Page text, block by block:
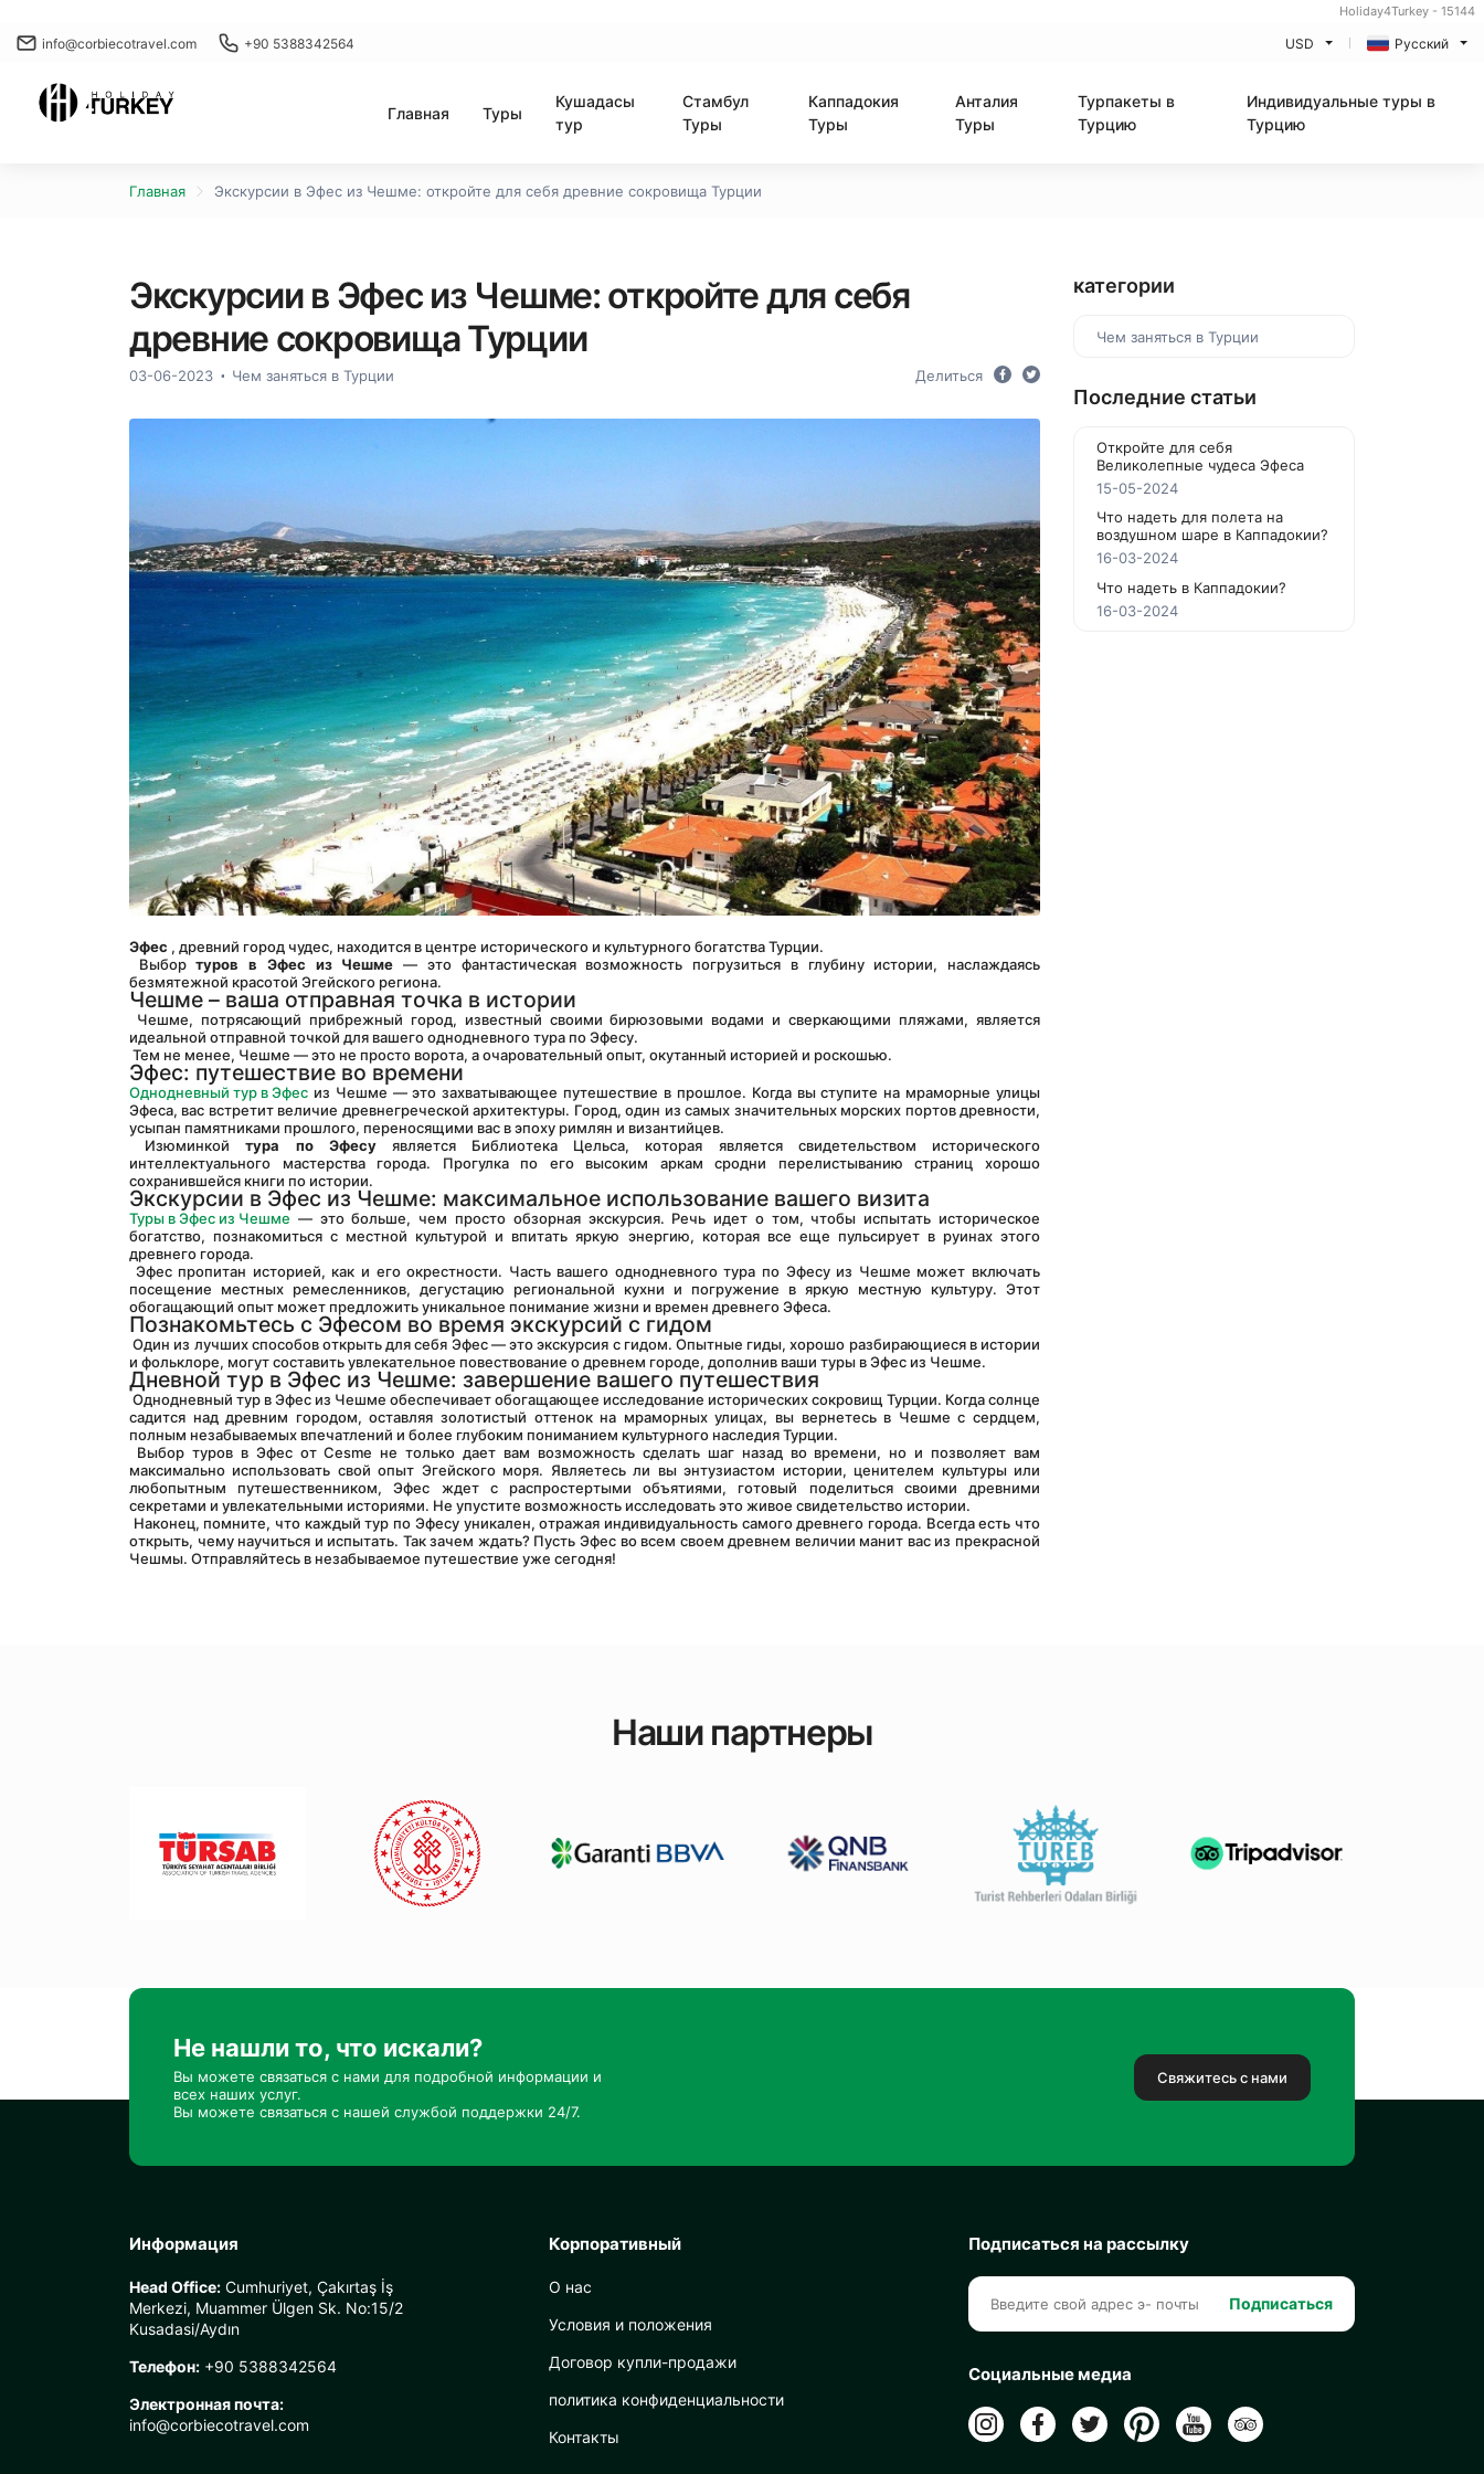
Holiday4Turkey - 15144
info@corbiecotravel.com +90 5388342564 USD Русский
Главная Туры
Кушадасы
тур
Стамбул
Туры
Каппадокия
Туры
Анталия
Туры
Турпакеты в
Турцию
Индивидуальные туры в
Турцию
Главная Экскурсии в Эфес из Чешме: откройте для себя древние сокровища Турции
Экскурсии в Эфес из Чешме: откройте для себя
древние сокровища Турции
03-06-2023 Чем заняться в Турции Делиться
Эфес , древний город чудес, находится в центре исторического и культурного богатства Турции.
Выбор туров в Эфес из Чешме — это фантастическая возможность погрузиться в глубину истории, наслаждаясь
безмятежной красотой Эгейского региона.
Чешме – ваша отправная точка в истории
идеальной отправной точкой для вашего однодневного тура по Эфесу.
Тем не менее, Чешме — это не просто ворота, а очаровательный опыт, окутанный историей и роскошью.
Эфес: путешествие во времени
Однодневный тур в Эфес из Чешме — это захватывающее путешествие в прошлое. Когда вы ступите на мраморные улицы
Эфеса, вас встретит величие древнегреческой архитектуры. Город, один из самых значительных морских портов древности,
усыпан памятниками прошлого, переносящими вас в эпоху римлян и византийцев.
Изюминкой тура по Эфесу является Библиотека Цельса, которая является свидетельством исторического
интеллектуального мастерства города. Прогулка по его высоким аркам сродни перелистыванию страниц хорошо
сохранившейся книги по истории.
Экскурсии в Эфес из Чешме: максимальное использование вашего визита
Туры в Эфес из Чешме — это больше, чем просто обзорная экскурсия. Речь идет о том, чтобы испытать историческое
богатство, познакомиться с местной культурой и впитать яркую энергию, которая все еще пульсирует в руинах этого
древнего города.
посещение местных ремесленников, дегустацию региональной кухни и погружение в яркую местную культуру. Этот
обогащающий опыт может предложить уникальное понимание жизни и времен древнего Эфеса.
Познакомьтесь с Эфесом во время экскурсий с гидом
Один из лучших способов открыть для себя Эфес — это экскурсия с гидом. Опытные гиды, хорошо разбирающиеся в истории
и фольклоре, могут составить увлекательное повествование о древнем городе, дополнив ваши туры в Эфес из Чешме.
Дневной тур в Эфес из Чешме: завершение вашего путешествия
садится над древним городом, оставляя золотистый оттенок на мраморных улицах, вы вернетесь в Чешме с сердцем,
полным незабываемых впечатлений и более глубоким пониманием культурного наследия Турции.
максимально использовать свой опыт Эгейского моря. Являетесь ли вы энтузиастом истории, ценителем культуры или
любопытным путешественником, Эфес ждет с распростертыми объятиями, готовый поделиться своими древними
секретами и увлекательными историями. Не упустите возможность исследовать это живое свидетельство истории.
открыть, чему научиться и испытать. Так зачем ждать? Пусть Эфес во всем своем древнем величии манит вас из прекрасной
Чешмы. Отправляйтесь в незабываемое путешествие уже сегодня!
категории
Чем заняться в Турции
Последние статьи
Откройте для себя
Великолепные чудеса Эфеса
15-05-2024
Что надеть для полета на
воздушном шаре в Каппадокии?
16-03-2024
Что надеть в Каппадокии?
16-03-2024
Наши партнеры
Не нашли то, что искали?
Вы можете связаться с нами для подробной информации и
всех наших услуг.
Вы можете связаться с нашей службой поддержки 24/7.
Свяжитесь с нами
Информация
Head Office: Cumhuriyet, Çakırtaş İş
Merkezi, Muammer Ülgen Sk. No:15/2
Kusadasi/Aydın
Телефон: +90 5388342564
Электронная почта:
info@corbiecotravel.com
Корпоративный
О нас
Условия и положения
Договор купли-продажи
политика конфиденциальности
Контакты
Подписаться на рассылку
Подписаться
Социальные медиа